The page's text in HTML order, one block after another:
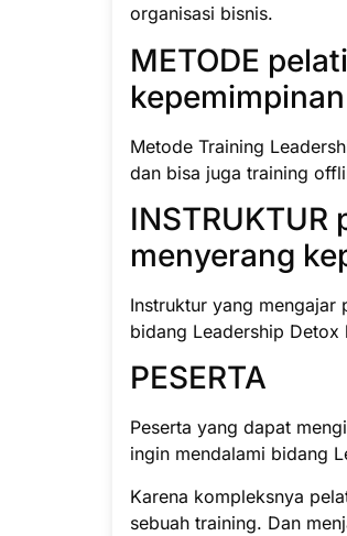
organisasi bisnis.
METODE
Metode Training
dan bisa juga training
INSTRUKTUR
menyerang
Instruktur yang mengajar
bidang Leadership
PESERTA
Peserta yang dapat
ingin mendalami bidang
Karena kompleksnya
sebuah training. Dan